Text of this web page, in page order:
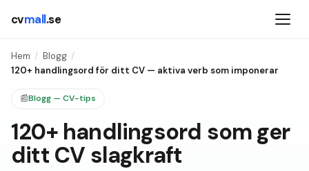
cvmall.se
Hem / Blogg /
120+ handlingsord för ditt CV — aktiva verb som imponerar
📰Blogg — CV-tips
120+ handlingsord som ger
ditt CV slagkraft